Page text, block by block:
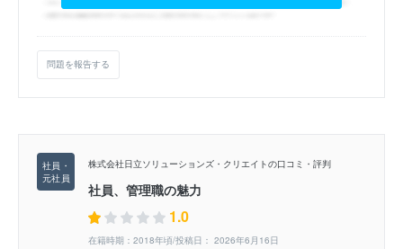
問題を報告する
株式会社日立ソリューションズ・クリエイトの口コミ・評判
社員、管理職の魅力
1.0
在籍時期：2018年頃/投稿日： 2026年6月16日